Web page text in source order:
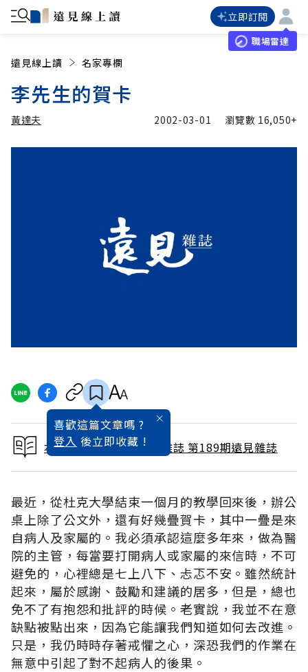
立即訂閱
職場雷達
遠見線上讀 名家專欄
李先生的賀卡
黃達夫 2002-03-01 瀏覽數 16,050+
喜歡這篇文章嗎 ?
登入 後立即收藏 !
本文出自 2002 / 3月號雜誌 第189期遠見雜誌
最近，從杜克大學結束一個月的教學回來後，辦公
桌上除了公文外，還有好幾疊賀卡，其中一疊是來
自病人及家屬的。我必須承認這麼多年來，做為醫
院的主管，每當要打開病人或家屬的來信時，不可
避免的，心裡總是七上八下、忐忑不安。雖然統計
起來，屬於感謝、鼓勵和建議的居多，但是，總也
免不了有抱怨和批評的時候。老實說，我並不在意
缺點被點出來，因為它能讓我們知道如何去改進。
只是，我仍時時存著戒懼之心，深恐我們的作業在
無意中引起了對不起病人的後果。